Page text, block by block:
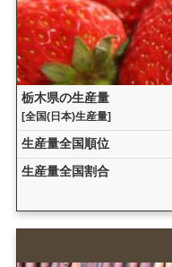
栃木県の生産量
[全国(日本)生産量]
生産量全国順位
生産量全国割合